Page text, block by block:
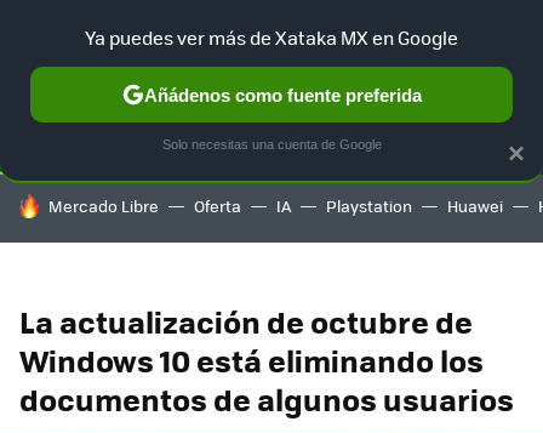
SELECCIÓN GAMING HOME AUTO TERRITORIO
HOY SE HABLA DE
Mercado Libre Oferta IA Playstation Huawei
La actualización de octubre de
Windows 10 está eliminando los
documentos de algunos usuarios
×
Ya puedes ver más de Xataka MX en Google
Añádenos como fuente preferida
Solo necesitas una cuenta de Google